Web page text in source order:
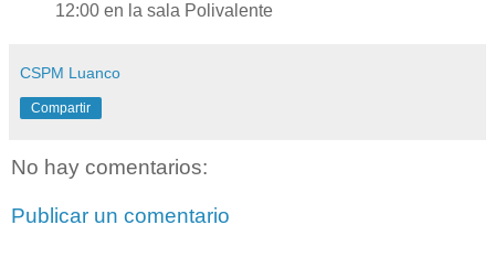
12:00 en la sala Polivalente
CSPM Luanco
Compartir
No hay comentarios:
Publicar un comentario